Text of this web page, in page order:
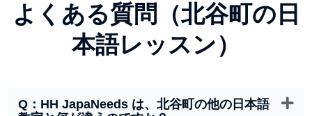
よくある質問（北谷町の日
本語レッスン）
Q：HH JapaNeeds は、北谷町の他の日本語